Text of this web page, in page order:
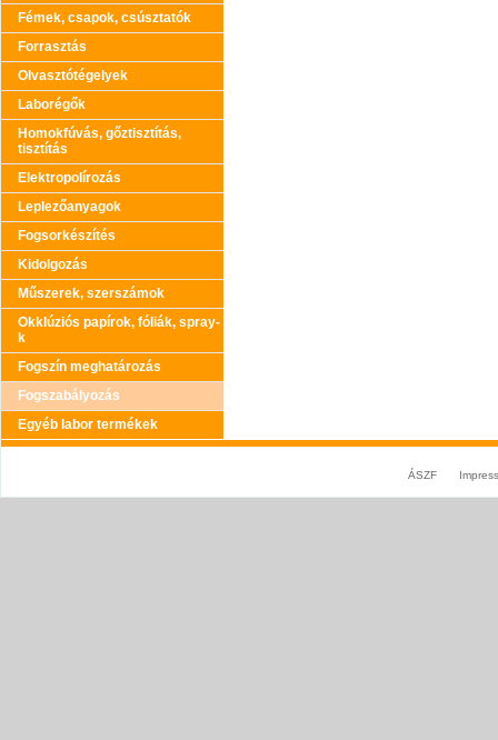
Fémek, csapok, csúsztatók
Forrasztás
Olvasztótégelyek
Laborégők
Homokfúvás, gőztisztítás,
tisztítás
Elektropolírozás
Leplezőanyagok
Fogsorkészítés
Kidolgozás
Műszerek, szerszámok
Okklúziós papírok, fóliák, spray-
k
Fogszín meghatározás
Fogszabályozás
Egyéb labor termékek
ÁSZF